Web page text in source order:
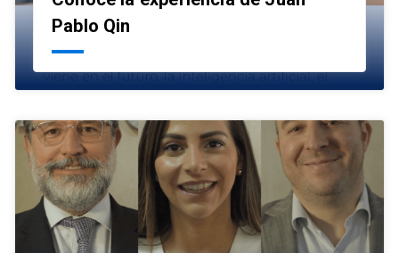
Pablo Qin